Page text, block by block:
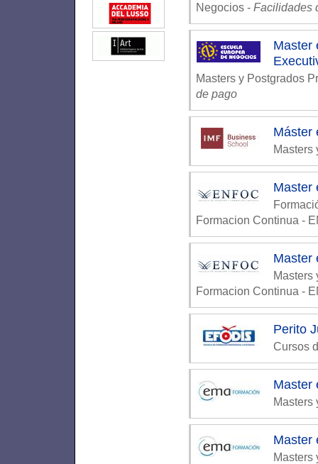
Negocios - Facilidades
Master
Masters y Postgrados
de pago
Máster
Masters
Master
Formacion Continua -
Master
Masters
Formacion Continua -
Perito
Cursos
Master
Masters
Master
Masters